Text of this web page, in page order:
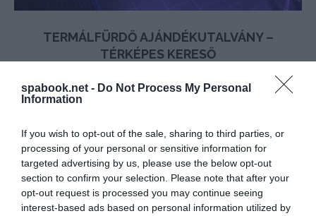
spabook.net - Do Not Process My Personal
Information
If you wish to opt-out of the sale, sharing to third parties, or
processing of your personal or sensitive information for
targeted advertising by us, please use the below opt-out
section to confirm your selection. Please note that after your
opt-out request is processed you may continue seeing
interest-based ads based on personal information utilized by
TERMÁLFÜRDŐ AJÁNDÉKUTALVÁNY –
TÉRKÉPES KERESŐ
Mi lenne kellemesebb meglepetés, mint egy
Közelegnek az ünnepek, és ezzel nem lehet
mellényúlni. Az élményeket mindannyian szeretjük,
hát miért ne ajándékoznánk élményt a
szeretteinknek?